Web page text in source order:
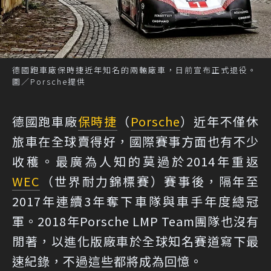
德國跑車廠保時捷近年知名的兩輛廠車，日前宣布正式退役。
圖／Porsche提供
德國跑車廠保時捷 （Porsche）近年不僅休
旅車在全球賣得好，國際賽事方面也有不少
收穫。最廣為人知的莫過於2014年重返
WEC （世界耐力錦標賽）賽事後，隔年至
2017年連續3年奪下車隊與車手年度總冠
軍。2018年Porsche LMP Team團隊也沒有
閒著，以進化版廠車於全球知名賽道寫下最
速紀錄，不過這些都將成為回憶。